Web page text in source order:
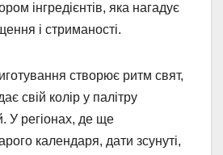
інгредієнтів, яка нагадує
і стриманості.
створює ритм свят,
свій колір у палітру
У регіонах, де ще
календаря, дати зсунуті,